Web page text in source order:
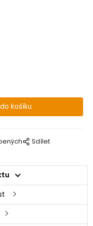
Sdílet